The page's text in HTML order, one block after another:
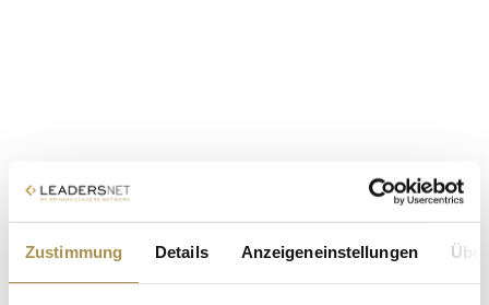
Zustimmung Details Anzeigeneinstellungen